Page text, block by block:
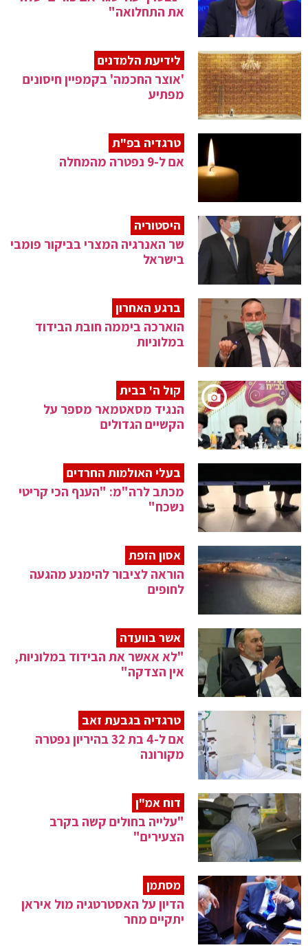
את התחלואה"
לידיעת הלמדנים
'אוצר החכמה' בקמפיין חיסונים
מפתיע
טרגדיה בפ"ת
אם ל-9 נפטרה מהמחלה
היסטוריה
שר האנרגיה המצרי בביקור פומבי
בישראל
ברגע האחרון
הוארכה ביממה חובת הבידוד
במלוניות
קול ה' בבית
הנגיד מסאטמאר מספר על
הקשיים הגדולים
בעלי האולמות החרדים
מכתב לרה"מ: "הענף הכי קריטי
נשכח"
אסון הזפת
הוראה לציבור להימנע מהגעה
לחופים
אשר בוועדה
"לא אאשר את הבידוד במלוניות,
אין הצדקה"
טרגדיה בגבעת זאב
אם ל-4 בת 32 בהיריון נפטרה
מקורונה
דוח אמ"ן
"עלייה בחולים קשה בקרב
הצעירים"
מסתמן
הדיון על האסטרטגיה מול איראן
יתקיים מחר